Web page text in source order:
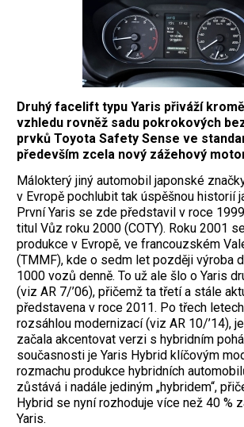
Druhý facelift typu Yaris přiváží
vzhledu rovněž sadu pokrokových
prvků Toyota Safety Sense ve
především zcela nový zážehový
Málokterý jiný automobil japonské
v Evropě pochlubit tak úspěšnou historií
První Yaris se zde představil v roce
titul Vůz roku 2000 (COTY). Roku 2001
produkce v Evropě, ve francouzském
(TMMF), kde o sedm let později výroba
1000 vozů denně. To už ale šlo o Yaris
(viz AR 7/’06), přičemž ta třetí a stále
představena v roce 2011. Po třech
rozsáhlou modernizací (viz AR 10/’14),
začala akcentovat verzi s hybridním
současnosti je Yaris Hybrid klíčovým
rozmachu produkce hybridních
zůstává i nadále jediným „hybridem“,
Hybrid se nyní rozhoduje více než 40 %
Yaris.